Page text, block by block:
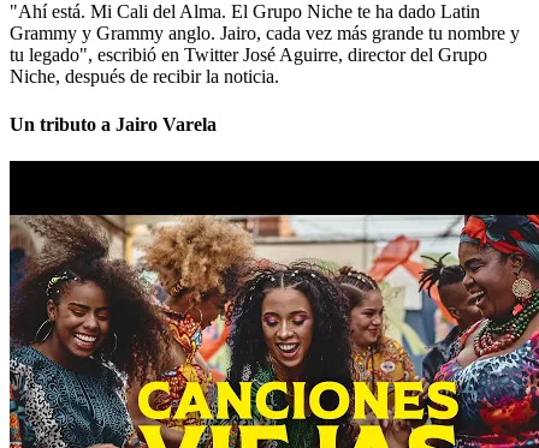
"Ahí está. Mi Cali del Alma. El Grupo Niche te ha dado Latin
Grammy y Grammy anglo. Jairo, cada vez más grande tu nombre y
tu legado", escribió en Twitter José Aguirre, director del Grupo
Niche, después de recibir la noticia.
Un tributo a Jairo Varela